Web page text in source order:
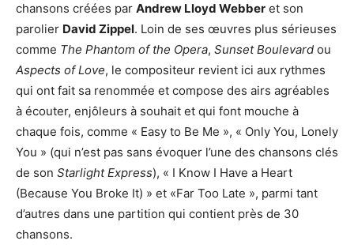
chansons créées par Andrew Lloyd Webber et son
parolier David Zippel. Loin de ses œuvres plus sérieuses
comme The Phantom of the Opera, Sunset Boulevard ou
Aspects of Love, le compositeur revient ici aux rythmes
qui ont fait sa renommée et compose des airs agréables
à écouter, enjôleurs à souhait et qui font mouche à
chaque fois, comme « Easy to Be Me », « Only You, Lonely
You » (qui n’est pas sans évoquer l’une des chansons clés
de son Starlight Express), « I Know I Have a Heart
(Because You Broke It) » et «Far Too Late », parmi tant
d’autres dans une partition qui contient près de 30
chansons.